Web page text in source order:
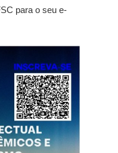
para o seu e-